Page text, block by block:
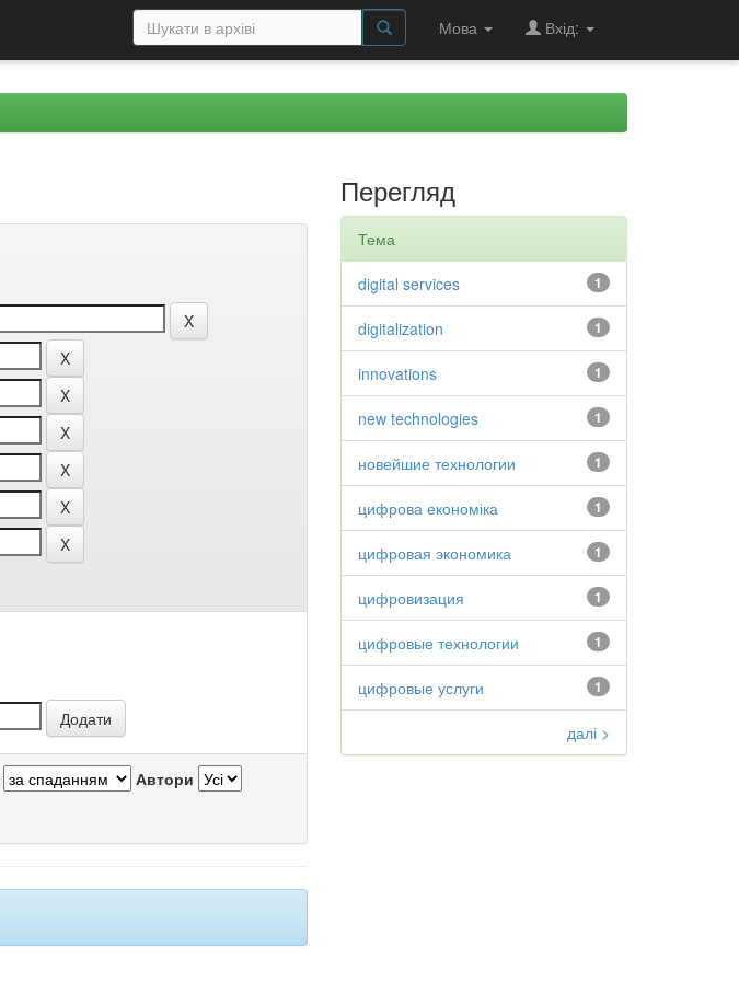
Мова Вхід:
Автори
Перегляд
Тема
1
digital services
1
digitalization
1
innovations
1
new technologies
1
новейшие технологии
1
цифрова економіка
1
цифровая экономика
1
цифровизация
1
цифровые технологии
1
цифровые услуги
далі >